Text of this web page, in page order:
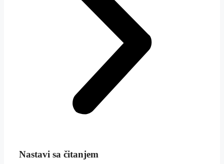
Nastavi sa čitanjem